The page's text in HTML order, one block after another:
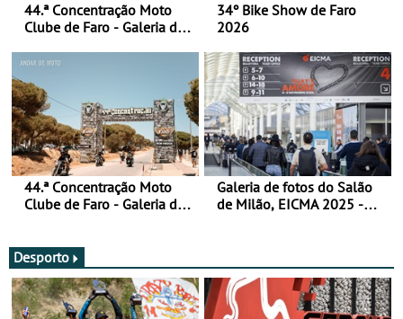
44.ª Concentração Moto
Clube de Faro - Galeria de
34º Bike Show de Faro
2026
44.ª Concentração Moto
Clube de Faro - Galeria de
Galeria de fotos do Salão
de Milão, EICMA 2025 -
Desporto